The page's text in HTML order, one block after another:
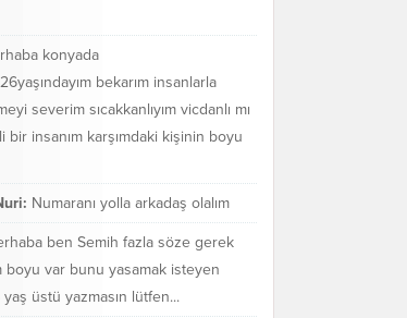
konyada
bekarım insanlarla
severim sıcakkanlıyım vicdanlı mı
bir insanım karşımdaki kişinin boyu
Numaranı yolla arkadaş olalım
ben Semih fazla söze gerek
boyu var bunu yasamak isteyen
yaş üstü yazmasın lütfen...